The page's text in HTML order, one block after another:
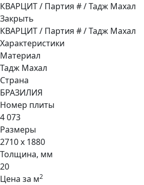
КВАРЦИТ / Партия # / Тадж Махал
Закрыть
КВАРЦИТ / Партия # / Тадж Махал
Характеристики
Материал
Тадж Махал
Страна
БРАЗИЛИЯ
Номер плиты
4 073
Размеры
2710 x 1880
Толщина, мм
20
Цена за м2